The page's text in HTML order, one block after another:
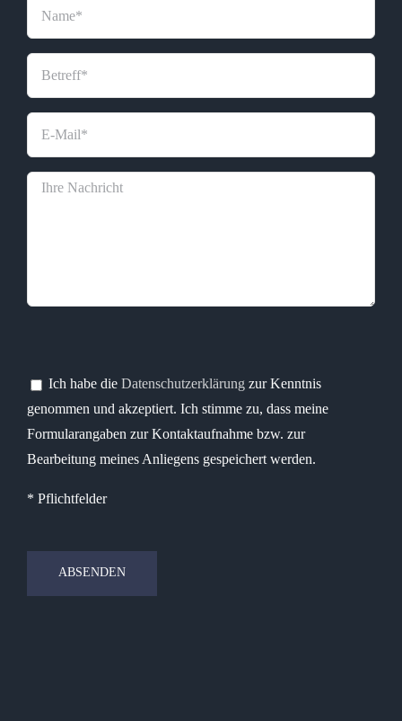
Ich habe die Datenschutzerklärung zur Kenntnis
genommen und akzeptiert. Ich stimme zu, dass meine
Formularangaben zur Kontaktaufnahme bzw. zur
Bearbeitung meines Anliegens gespeichert werden.
* Pflichtfelder